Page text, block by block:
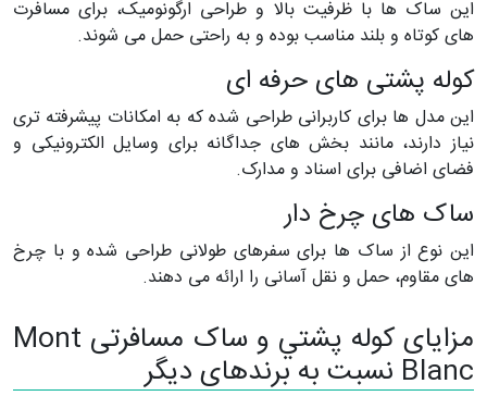
این ساک ها با ظرفیت بالا و طراحی ارگونومیک، برای مسافرت
های کوتاه و بلند مناسب بوده و به راحتی حمل می شوند.
کوله پشتی های حرفه ای
این مدل ها برای کاربرانی طراحی شده که به امکانات پیشرفته تری
نیاز دارند، مانند بخش های جداگانه برای وسایل الکترونیکی و
فضای اضافی برای اسناد و مدارک.
ساک های چرخ دار
این نوع از ساک ها برای سفرهای طولانی طراحی شده و با چرخ
های مقاوم، حمل و نقل آسانی را ارائه می دهند.
مزایای كوله پشتي و ساک مسافرتی Mont
Blanc نسبت به برندهای دیگر